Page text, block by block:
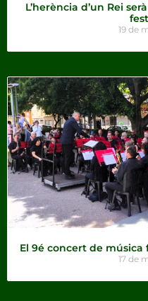
L’herència d’un Rei
19 de
El 9é concert de música
17 de